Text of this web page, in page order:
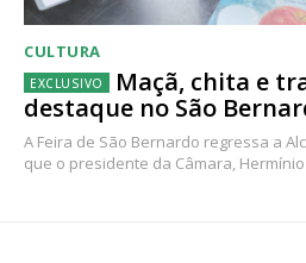
CULTURA
Maçã, chita e
destaque no São
A Feira de São Bernardo regressa a
que o presidente da Câmara, Hermínio